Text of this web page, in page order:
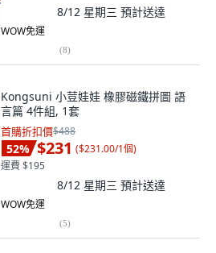
8/12 星期三 預計送達
WOW免運
(8)
Kongsuni 小荳娃娃 橡膠磁鐵拼圖 語
言篇 4件組, 1套
首購折扣價$488
52% $231 ($231.00/1個)
運費 $195
8/12 星期三 預計送達
WOW免運
(5)